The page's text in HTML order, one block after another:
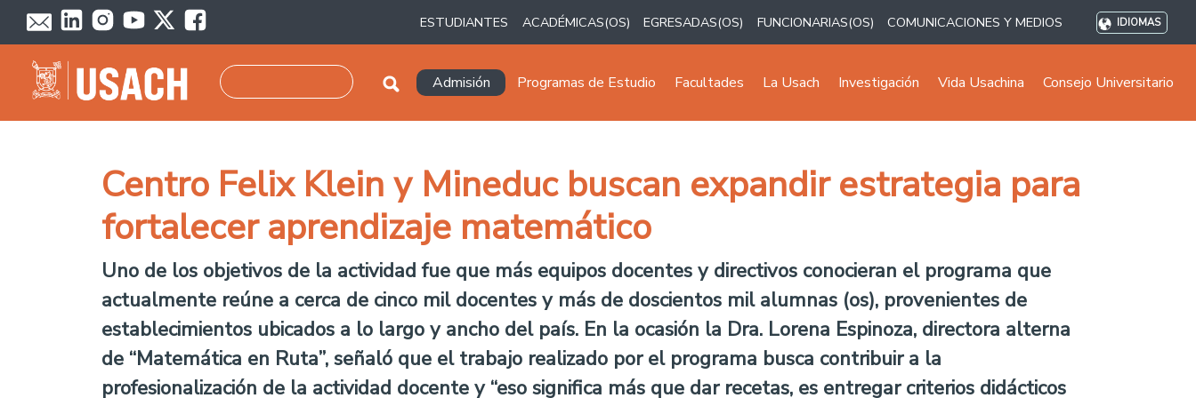
Pasar al contenido principal
ESTUDIANTES ACADÉMICAS(OS) EGRESADAS(OS) FUNCIONARIAS(OS) COMUNICACIONES Y MEDIOS IDIOMAS
Navegación principal
Admisión Programas de Estudio Facultades La Usach Investigación Vida Usachina Consejo Universitario
Centro Felix Klein y Mineduc buscan expandir estrategia para
fortalecer aprendizaje matemático
Uno de los objetivos de la actividad fue que más equipos docentes y directivos conocieran el programa que
actualmente reúne a cerca de cinco mil docentes y más de doscientos mil alumnas (os), provenientes de
establecimientos ubicados a lo largo y ancho del país. En la ocasión la Dra. Lorena Espinoza, directora alterna
de “Matemática en Ruta”, señaló que el trabajo realizado por el programa busca contribuir a la
profesionalización de la actividad docente y “eso significa más que dar recetas, es entregar criterios didácticos